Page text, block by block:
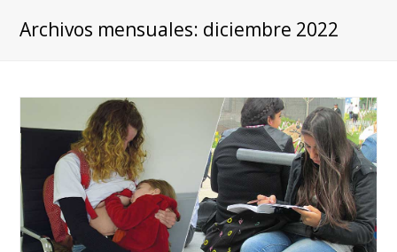
Archivos mensuales: diciembre 2022